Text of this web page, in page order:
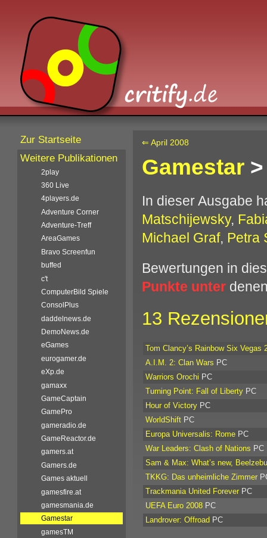
⇐ April 2008
Gamestar>
In dieser Ausgabe
Matschijewsky,
Michael Graf, Petra
Bewertungen in
Punkte unter
13
Tom Clancy’s Rainbow Six Vegas
A.I.M. 2: Clan Wars PC
Warriors Orochi PC
Turning Point: Fall of LibertyPC
Hour of VictoryPC
WorldShiftPC
Europa Universalis: RomePC
War Leaders: Clash of Nations PC
Sam & Max: What’s new,
TKKG: Das unheimliche Zimmer
Trackmania United ForeverPC
UEFA Euro 2008PC
Landrover: OffroadPC
Zur Startseite
Weitere Publikationen
2play
360 Live
4players.de
Adventure Corner
Adventure-Treff
AreaGames
Bravo Screenfun
buffed
c't
ComputerBild Spiele
ConsolPlus
daddelnews.de
DemoNews.de
eGames
eurogamer.de
eXp.de
gamaxx
GameCaptain
GamePro
gameradio.de
GameReactor.de
gamers.at
Gamers.de
Games aktuell
gamesfire.at
gamesmania.de
Gamestar
gamesTM